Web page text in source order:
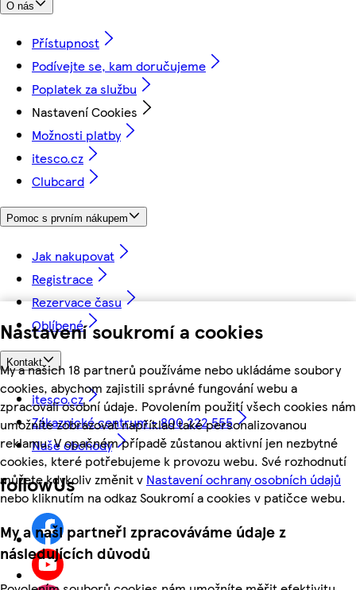
Nastavení soukromí a cookies
My a našich 18 partnerů používáme nebo ukládáme soubory
cookies, abychom zajistili správné fungování webu a
zpracovali osobní údaje. Povolením použití všech cookies nám
umožníte zobrazovat například také personalizovanou
reklamu. V opačném případě zůstanou aktivní jen nezbytné
cookies, které potřebujeme k provozu webu. Své rozhodnutí
můžete kdykoliv změnit v Nastavení ochrany osobních údajů
nebo kliknutím na odkaz Soukromí a cookies v patičce webu.
My a naši partneři zpracováváme údaje z
následujících důvodů
O nás
Přístupnost
Podívejte se, kam doručujeme
Poplatek za službu
Nastavení Cookies
Možnosti platby
itesco.cz
Clubcard
Pomoc s prvním nákupem
Jak nakupovat
Registrace
Rezervace času
Oblíbené
Kontakt
itesco.cz
Zákaznické centrum - 800 222 555
Naše obchody
followUs